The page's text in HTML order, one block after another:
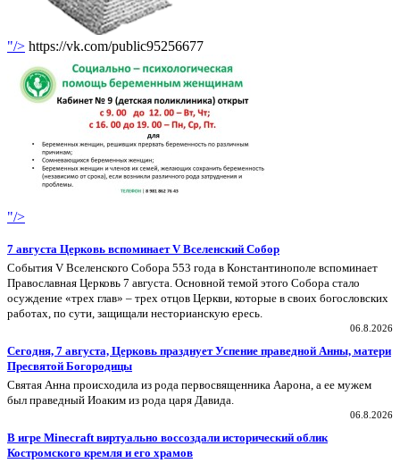
"/> https://vk.com/public95256677
"/>
7 августа Церковь вспоминает V Вселенский Собор
События V Вселенского Собора 553 года в Константинополе вспоминает
Православная Церковь 7 августа. Основной темой этого Собора стало
осуждение «трех глав» – трех отцов Церкви, которые в своих богословских
работах, по сути, защищали несторианскую ересь.
06.8.2026
Сегодня, 7 августа, Церковь празднует Успение праведной Анны, матери
Пресвятой Богородицы
Святая Анна происходила из рода первосвященника Аарона, а ее мужем
был праведный Иоаким из рода царя Давида.
06.8.2026
В игре Minecraft виртуально воссоздали исторический облик
Костромского кремля и его храмов